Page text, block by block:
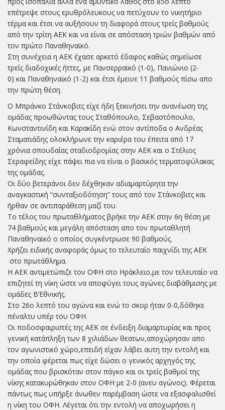
επέτρεψε στους ερυθρόλευκους να πετύχουν το νικητήριο
τέρμα και έτσι να αυξήσουν τη διαφορά στους τρείς βαθμούς
από την τρίτη ΑΕΚ και να είναι σε απόσταση τριών βαθμών από
τον πρώτο Παναθηναϊκό.
Στη συνέχεια η ΑΕΚ έχασε αρκετό έδαφος καθώς σημείωσε
τρείς διαδοχικές ήττες, με Πανσερραϊκό (1-0), Πανιώνιο (2-
0) και Παναθηναϊκό (1-2) και έτσι έμεινε 11 βαθμούς πίσω απο
την πρώτη θέση.
Ο Μπράνκο Στάνκοβιτς είχε ήδη ξεκινήσει την ανανέωση της
ομάδας προωθώντας τους Σταθόπουλο, Σεβαστόπουλο,
Κωνσταντινίδη και Καρακίδη ενώ στον αντίποδα ο Ανδρέας
Σταματιάδης ολοκλήρωνε την καριέρα του έπειτα από 17
χρόνια σπουδαίας σταδιοδρομίας στην ΑΕΚ και ο Στέλιος
Σεραφείδης είχε πάψει πια να είναι ο βασικός τερματοφύλακας
της ομάδας.
Οι δύο βετεράνοι δεν δέχθηκαν αδιαμαρτύρητα την
αναγκαστική “συνταξιοδότηση” τους από τον Στάνκοβιτς και
ήρθαν σε αντιπαράθεση μαζί του.
Το τέλος του πρωταθλήματος βρήκε την ΑΕΚ στην 6η θέση με
74 βαθμούς και μεγάλη απόσταση απο τον πρωταθλητή
Παναθηναϊκό ο οποίος συγκέντρωσε 90 βαθμούς.
Χρήζει ειδικής αναφοράς όμως το τελευταίο παιχνίδι της ΑΕΚ
στο πρωτάθλημα.
Η ΑΕΚ αντιμετώπιζε τον ΟΦΗ στο Ηράκλειο,με τον τελευταίο να
επιζητεί τη νίκη ώστε να αποφύγει τους αγώνες διαβάθμισης με
ομάδες Β’Εθνικής.
Στο 26ο λεπτό του αγώνα και ενώ το σκορ ήταν 0-0,δόθηκε
πέναλτυ υπέρ του ΟΦΗ.
Οι ποδοσφαιριστές της ΑΕΚ σε ένδειξη διαμαρτυρίας και προς
γενική κατάπληξη των 8 χιλιάδων θεατων,αποχώρησαν απο
τον αγωνιστικό χώρο,επειδή είχαν λάβει αυτη την εντολή και
την οποία φέρεται πως είχε δώσει ο γενικός αρχηγός της
ομάδας που βρισκόταν στον πάγκο και οι τρείς βαθμοί της
νίκης κατακυρώθηκαν στον ΟΦΗ με 2-0 (ανευ αγώνος). Φέρεται
πάντως πως υπήρξε άνωθεν παρέμβαση ώστε να εξασφαλισθεί
η νίκη του ΟΦΗ. Λέγεται ότι την εντολή να αποχωρήσει η